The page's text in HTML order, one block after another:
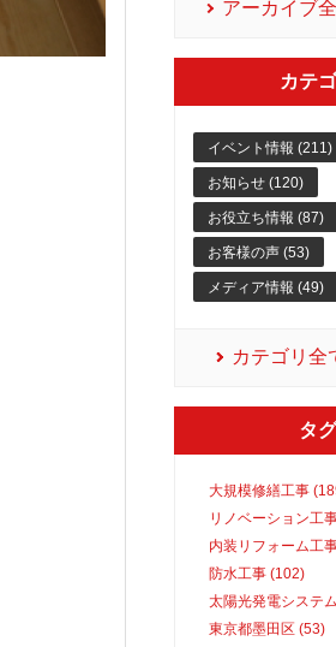
アーカイブ
カテ
イベント情報 (211)
お知らせ (120)
お役立ち情報 (87)
お客様の声 (53)
メディア情報 (49)
カテゴリ全
タグ
大規模修繕工事
リノベーション工
内装リフォーム工
防水工事 (102)
太陽光発電システ
東京都墨田区 (53)